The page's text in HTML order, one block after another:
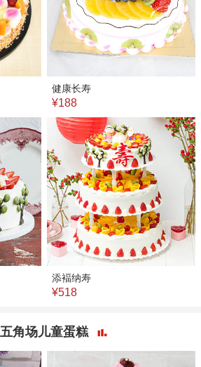
健康长寿
¥188
添褔纳寿
¥518
五角场儿童蛋糕